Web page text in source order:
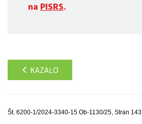
na PISRS.
KAZALO
Št. 6200-1/2024-3340-15 Ob-1130/25, Stran 143